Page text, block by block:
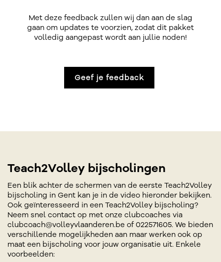
Met deze feedback zullen wij dan aan de slag
gaan om updates te voorzien, zodat dit pakket
volledig aangepast wordt aan jullie noden!
Geef je feedback
Teach2Volley bijscholingen
Een blik achter de schermen van de eerste Teach2Volley
bijscholing in Gent kan je in de video hieronder bekijken.
Ook geïnteresseerd in een Teach2Volley bijscholing?
Neem snel contact op met onze clubcoaches via
clubcoach@volleyvlaanderen.be of 022571605. We bieden
verschillende mogelijkheden aan maar werken ook op
maat een bijscholing voor jouw organisatie uit. Enkele
voorbeelden: